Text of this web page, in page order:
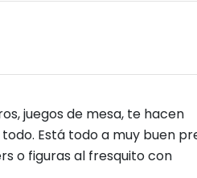
juegos de mesa, te hacen
Está todo a muy buen
o figuras al fresquito con